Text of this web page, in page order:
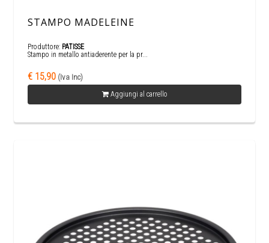
STAMPO MADELEINE
Produttore: PATISSE
Stampo in metallo antiaderente per la pr...
€ 15,90 (Iva Inc)
Aggiungi al carrello